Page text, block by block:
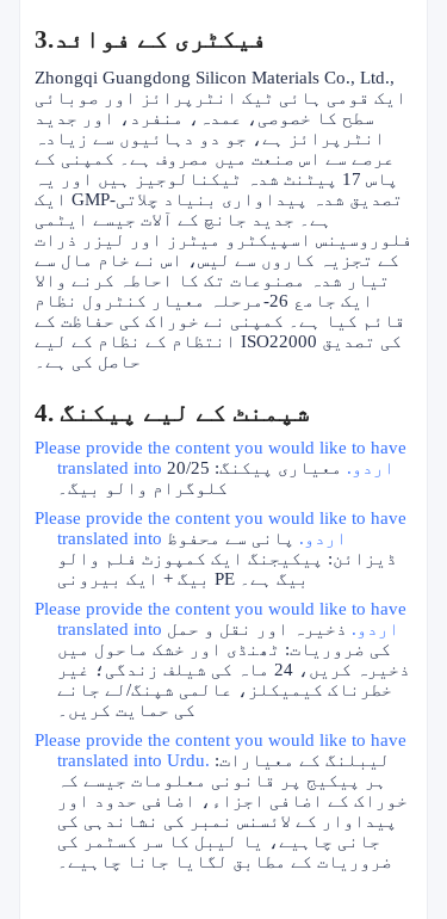
3.فیکٹری کے فوائد
Zhongqi Guangdong Silicon Materials Co., Ltd.,
ایک قومی ہائی ٹیک انٹرپرائز اور صوبائی
سطح کا خصوصی، عمدہ، منفرد، اور جدید
انٹرپرائز ہے، جو دو دہائیوں سے زیادہ
عرصے سے اس صنعت میں مصروف ہے۔ کمپنی کے
پاس 17 پیٹنٹ شدہ ٹیکنالوجیز ہیں اور یہ
ایک GMP-تصدیق شدہ پیداواری بنیاد چلاتی
ہے۔ جدید جانچ کے آلات جیسے ایٹمی
فلوروسینس اسپیکٹرو میٹرز اور لیزر ذرات
کے تجزیہ کاروں سے لیس، اس نے خام مال سے
تیار شدہ مصنوعات تک کا احاطہ کرنے والا
ایک جامع 26-مرحلہ معیار کنٹرول نظام
قائم کیا ہے۔ کمپنی نے خوراک کی حفاظت کے
انتظام کے نظام کے لیے ISO22000 کی تصدیق
حاصل کی ہے۔
4. شپمنٹ کے لیے پیکنگ
Please provide the content you would like to have
translated into اردو.
معیاری پیکنگ: 20/25
کلوگرام والو بیگ۔
Please provide the content you would like to have
translated into اردو. پانی سے محفوظ
ڈیزائن: پیکیجنگ ایک کمپوزٹ فلم والو
بیگ + ایک بیرونی PE بیگ ہے۔
Please provide the content you would like to have
translated into اردو. ذخیرہ اور نقل و حمل
کی ضروریات: ٹھنڈی اور خشک ماحول میں
ذخیرہ کریں، 24 ماہ کی شیلف زندگی؛ غیر
خطرناک کیمیکلز، عالمی شپنگ/لے جانے
کی حمایت کریں۔
Please provide the content you would like to have
translated into Urdu. لیبلنگ کے معیارات:
ہر پیکیج پر قانونی معلومات جیسے کہ
خوراک کے اضافی اجزاء، اضافی حدود اور
پیداوار کے لائسنس نمبر کی نشاندہی کی
جانی چاہیے، یا لیبل کا سر کسٹمر کی
ضروریات کے مطابق لگایا جانا چاہیے۔